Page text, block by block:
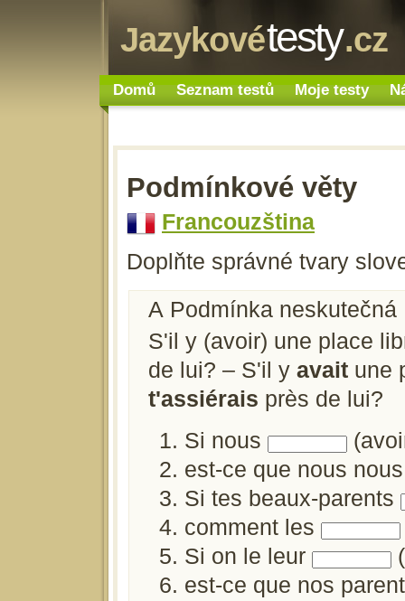
Jazykovétesty.cz
Domů Seznam testů Moje testy
Podmínkové věty
Francouzština
Doplňte správné tvary
A Podmínka neskutečná
S'il y (avoir) une place
de lui? – S'il yavait une
t'assiérais près de lui?
Si nous
est-ce que nous
Si tes beaux-parents
comment les
Si on le leur
est-ce que nos